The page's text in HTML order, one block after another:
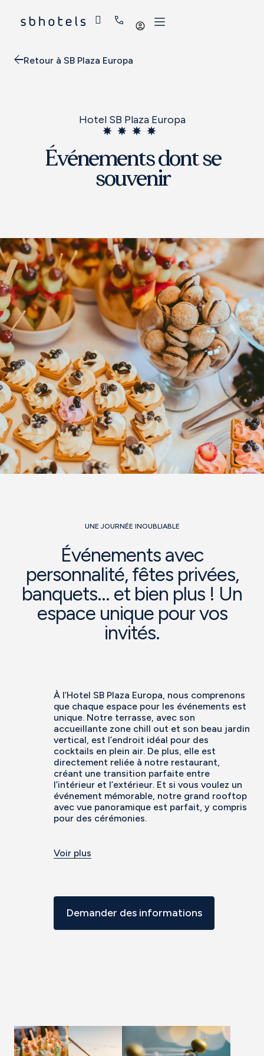
Se
Retour à SB Plaza Europa
Hotel SB Plaza Europa
Événements dont se
souvenir
UNE JOURNÉE INOUBLIABLE
Événements avec
personnalité, fêtes privées,
banquets... et bien plus ! Un
espace unique pour vos
invités.
À l’Hotel SB Plaza Europa, nous comprenons
que chaque espace pour les événements est
unique. Notre terrasse, avec son
accueillante zone chill out et son beau jardin
vertical, est l’endroit idéal pour des
cocktails en plein air. De plus, elle est
directement reliée à notre restaurant,
créant une transition parfaite entre
l’intérieur et l’extérieur. Et si vous voulez un
événement mémorable, notre grand rooftop
avec vue panoramique est parfait, y compris
pour des cérémonies.
Voir plus
Demander des informations